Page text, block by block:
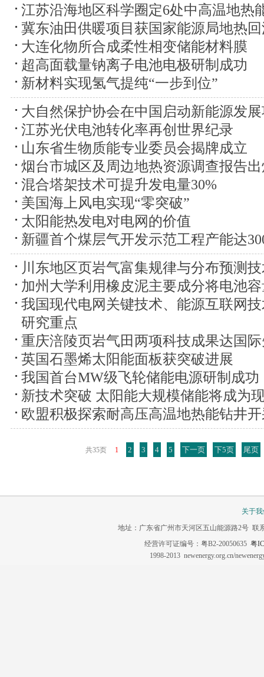
江苏沿海地区科学圈定6处中高温地热
冀东油田供暖项目获国家能源局地热
大连化物所合成柔性相变储能材料膜
超高面载量钠离子电池电极研制成功
新材料实现氢气提纯“一步到位”
大自然保护协会在中国启动新能源发
江苏光伏电池转化率再创世界纪录
山东省生物质能专业委员会揭牌成立
烟台市城区及周边地热资源调查报告
混合塔架技术可提升发电量30%
美国海上风电实现“零突破”
太阳能热发电对电网的价值
新疆首个煤层气开发示范工程产能达
川东地区页岩气富集规律与分布预测
加州大学利用橡皮泥主要成分将电池
我国现代电网关键技术、能源互联网
研究重点
重庆涪陵页岩气田两项科技成果达国
英国石墨烯太阳能面板获突破进展
我国首台MW级飞轮储能电源研制成功
新技术突破 太阳能大规模储能将成为
欧盟积极探索耐高压高温地热能钻井
共35页 1 2 3 4 5 下一页 下5页 尾页
关于
地址：广东省广州市天河区五山能源路2号 联
经营许可证编号：粤B2-20050635 粤
1998-2013 newenergy.org.cn/